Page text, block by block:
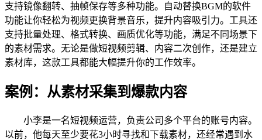
支持镜像翻转、抽帧保存等多种功能。自动替换BGM的软件
功能让你轻松为视频更换背景音乐，提升内容吸引力。工具还
支持批量处理、格式转换、画质优化等功能，满足不同场景下
的素材需求。无论是做短视频剪辑、内容二次创作，还是建立
素材库，这款工具都能大幅提升你的工作效率。
案例：从素材采集到爆款内容
小李是一名短视频运营，负责公司多个平台的账号内容。
以前，他每天至少要花3小时寻找和下载素材，还经常遇到水